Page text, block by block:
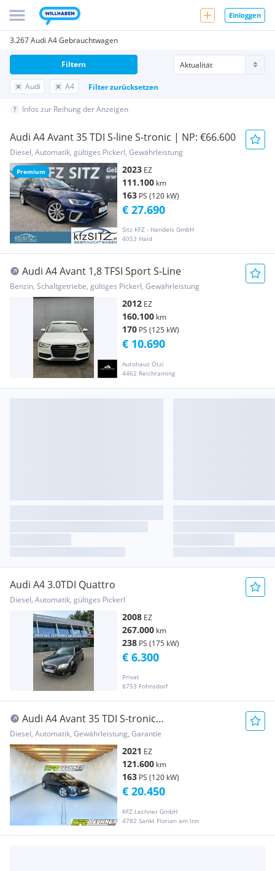
Einloggen
3.267 Audi A4 Gebrauchtwagen
Audi A4 Filter zurücksetzen
Filtern
Infos zur Reihung der Anzeigen
Premium
Audi A4 Avant 35 TDI S-line S-tronic | NP: €66.600
Diesel, Automatik, gültiges Pickerl, Gewährleistung
2023 EZ
111.100 km
163 PS (120 kW)
Sitz KFZ - Handels GmbH
4053 Haid
€ 27.690
Audi A4 Avant 1,8 TFSI Sport S-Line
Benzin, Schaltgetriebe, gültiges Pickerl, Gewährleistung
2012 EZ
160.100 km
170 PS (125 kW)
Autohaus Ötzi
4462 Reichraming
€ 10.690
Audi A4 3.0TDI Quattro
Diesel, Automatik, gültiges Pickerl
2008 EZ
267.000 km
238 PS (175 kW)
Privat
8753 Fohnsdorf
€ 6.300
Audi A4 Avant 35 TDI S-tronic
"LED*SITZH*NAVI*ACC"
Diesel, Automatik, Gewährleistung, Garantie
2021 EZ
121.600 km
163 PS (120 kW)
KFZ Lechner GmbH
4782 Sankt Florian am Inn
€ 20.450